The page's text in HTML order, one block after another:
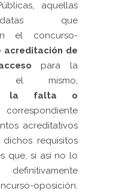
aquellas
que
el concurso-
de
para la
el mismo,
la falta o
acreditativos
requisitos
que, si así no lo
oposición.